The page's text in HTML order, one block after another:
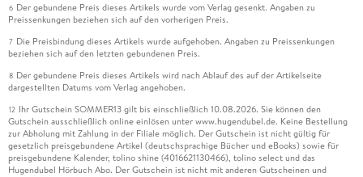
6 Der gebundene Preis dieses Artikels wurde vom Verlag gesenkt. Angaben zu
Preissenkungen beziehen sich auf den vorherigen Preis.
7 Die Preisbindung dieses Artikels wurde aufgehoben. Angaben zu Preissenkungen
beziehen sich auf den letzten gebundenen Preis.
8 Der gebundene Preis dieses Artikels wird nach Ablauf des auf der Artikelseite
dargestellten Datums vom Verlag angehoben.
12 Ihr Gutschein SOMMER13 gilt bis einschließlich 10.08.2026. Sie können den
Gutschein ausschließlich online einlösen unter www.hugendubel.de. Keine Bestellung
zur Abholung mit Zahlung in der Filiale möglich. Der Gutschein ist nicht gültig für
gesetzlich preisgebundene Artikel (deutschsprachige Bücher und eBooks) sowie für
preisgebundene Kalender, tolino shine (4016621130466), tolino select und das
Hugendubel Hörbuch Abo. Der Gutschein ist nicht mit anderen Gutscheinen und